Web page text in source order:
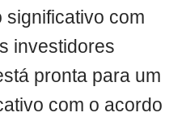
significativo com
investidores
pronta para um
com o acordo